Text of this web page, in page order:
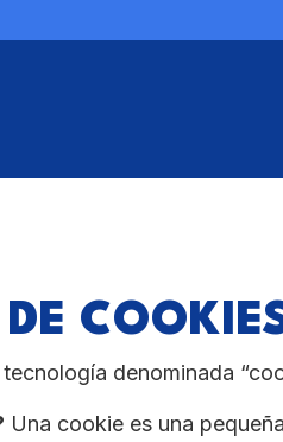
denominada
Una cookie es una